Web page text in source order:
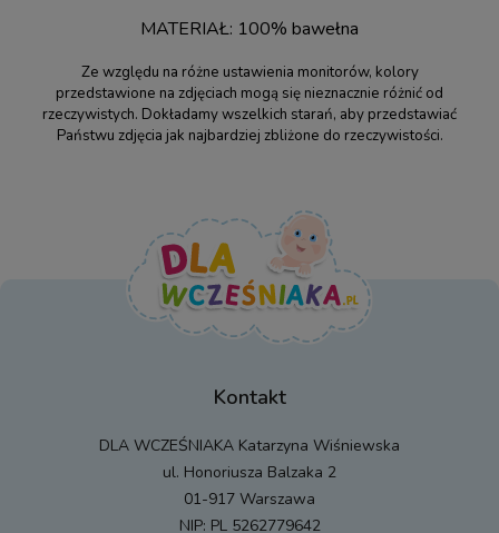
MATERIAŁ: 100% bawełna
Ze względu na różne ustawienia monitorów, kolory
przedstawione na zdjęciach mogą się nieznacznie różnić od
rzeczywistych. Dokładamy wszelkich starań, aby przedstawiać
Państwu zdjęcia jak najbardziej zbliżone do rzeczywistości.
Kontakt
DLA WCZEŚNIAKA Katarzyna Wiśniewska
ul. Honoriusza Balzaka 2
01-917 Warszawa
NIP: PL 5262779642